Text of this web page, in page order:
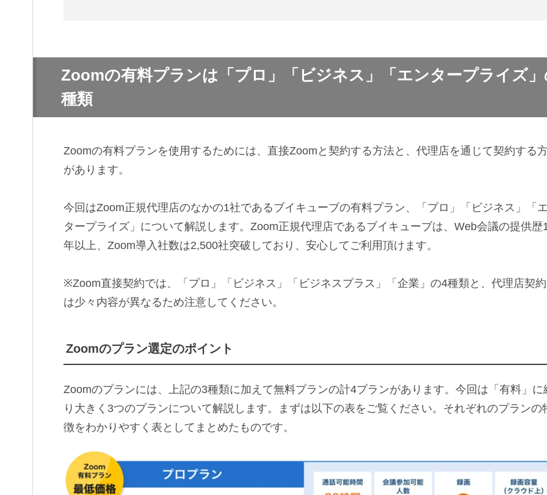
Zoomの有料プランは「プロ」「ビジネス」「エンタープライズ
種類
Zoomの有料プランを使用するためには、直接Zoomと契約する方法と、代理店を通じて契約する
があります。
今回はZoom正規代理店のなかの1社であるブイキューブの有料プラン、「プロ」「ビジネス」「
タープライズ」について解説します。Zoom正規代理店であるブイキューブは、Web会議の提供歴
年以上、Zoom導入社数は2,500社突破しており、安心してご利用頂けます。
※Zoom直接契約では、「プロ」「ビジネス」「ビジネスプラス」「企業」の4種類と、代理店契
は少々内容が異なるため注意してください。
Zoomのプラン選定のポイント
Zoomのプランには、上記の3種類に加えて無料プランの計4プランがあります。今回は「有料」に
り大きく3つのプランについて解説します。まずは以下の表をご覧ください。それぞれのプランの
徴をわかりやすく表としてまとめたものです。